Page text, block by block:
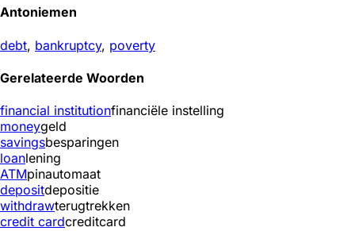
Antoniemen
debt, bankruptcy, poverty
Gerelateerde Woorden
financial institutionfinanciële instelling
moneygeld
savingsbesparingen
loanlening
ATMpinautomaat
depositdepositie
withdrawterugtrekken
credit cardcreditcard